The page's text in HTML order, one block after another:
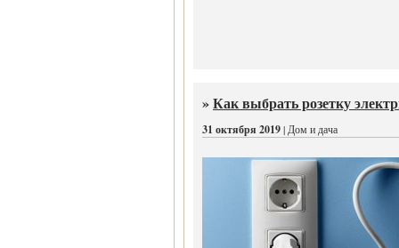
»Как выбрать розетку
31 октября 2019| Дом и дача